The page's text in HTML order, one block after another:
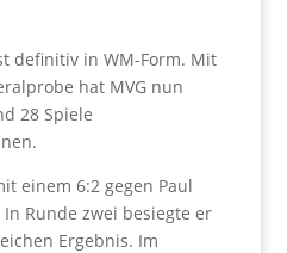
definitiv in WM-Form. Mit
hat MVG nun
28 Spiele
einem 6:2 gegen Paul
Runde zwei besiegte er
Ergebnis. Im